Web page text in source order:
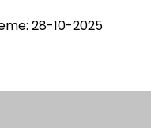
28-10-2025